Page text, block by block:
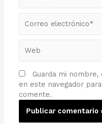
electrónico*
Guarda mi
en este navegador
comente.